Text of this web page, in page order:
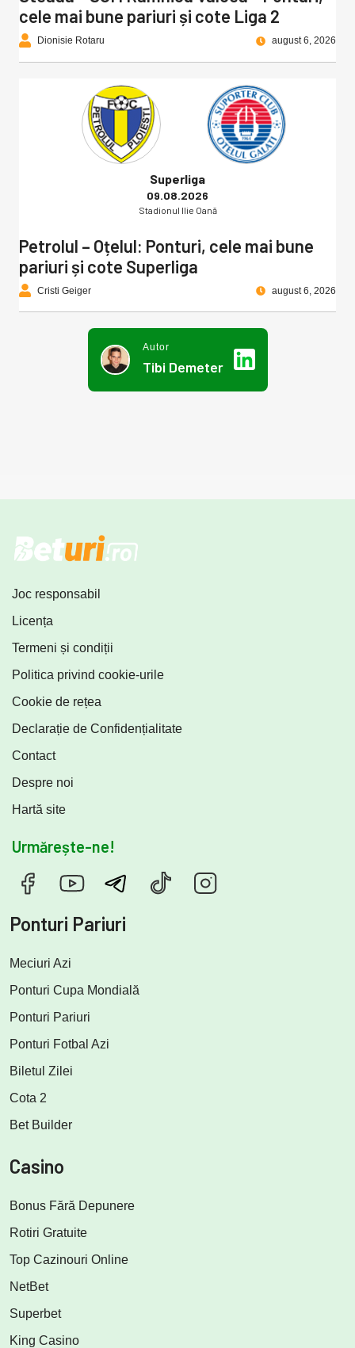
cele mai bune pariuri și cote Liga 2
Dionisie Rotaru august 6, 2026
Superliga
09.08.2026
Stadionul Ilie Oană
Petrolul – Oțelul: Ponturi, cele mai bune
pariuri și cote Superliga
Cristi Geiger august 6, 2026
Autor
Tibi Demeter
Joc responsabil
Licența
Termeni și condiții
Politica privind cookie-urile
Cookie de rețea
Declarație de Confidențialitate
Contact
Despre noi
Hartă site
Urmărește-ne!
Ponturi Pariuri
Meciuri Azi
Ponturi Cupa Mondială
Ponturi Pariuri
Ponturi Fotbal Azi
Biletul Zilei
Cota 2
Bet Builder
Casino
Bonus Fără Depunere
Rotiri Gratuite
Top Cazinouri Online
NetBet
Superbet
King Casino